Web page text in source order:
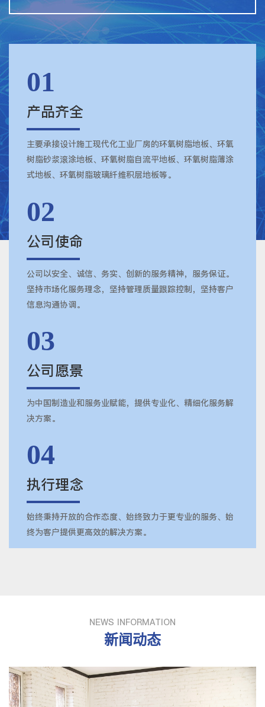
01
产品齐全
主要承接设计施工现代化工业厂房的环氧树脂地板、环氧
树脂砂浆滚涂地板、环氧树脂自流平地板、环氧树脂薄涂
式地板、环氧树脂玻璃纤维积层地板等。
02
公司使命
公司以安全、诚信、务实、创新的服务精神，服务保证。
坚持市场化服务理念，坚持管理质量跟踪控制，坚持客户
信息沟通协调。
03
公司愿景
为中国制造业和服务业赋能，提供专业化、精细化服务解
决方案。
04
执行理念
始终秉持开放的合作态度、始终致力于更专业的服务、始
终为客户提供更高效的解决方案。
NEWS INFORMATION
新闻动态